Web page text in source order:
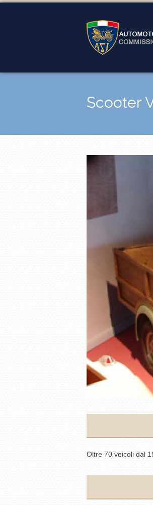
Scooter
Oltre 70 veicoli dal